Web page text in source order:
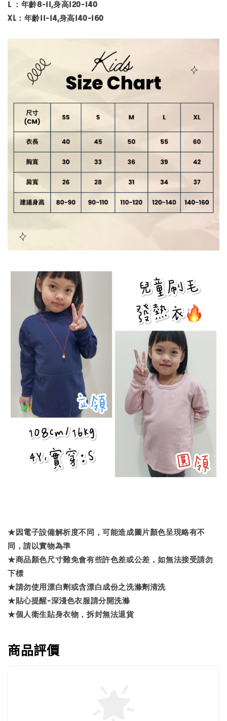
L ：年齡8-11,身高120-140
XL：年齡11-14,身高140-160
★因電子設備解析度不同，可能造成圖片顏色呈現略有不
同，請以實物為準
★商品顏色尺寸難免會有些許色差或公差，如無法接受請勿
下標
★請勿使用漂白劑或含漂白成份之洗滌劑清洗
★貼心提醒-深淺色衣服請分開洗滌
★個人衛生貼身衣物，拆封無法退貨
商品評價